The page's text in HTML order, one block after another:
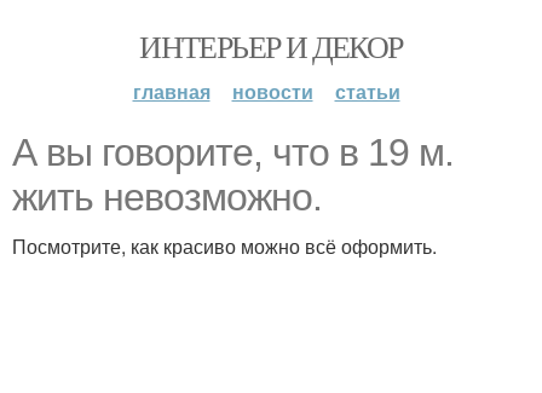
ИНТЕРЬЕР И ДЕКОР
главная новости статьи
А вы говорите, что в 19 м.
жить невозможно.
Посмотрите, как красиво можно всё оформить.